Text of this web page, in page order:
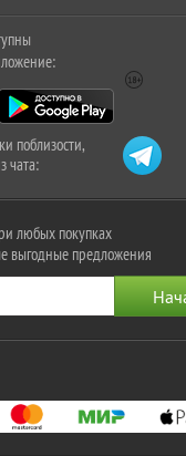
поблизости,
чата:
любых покупках
выгодные предложения